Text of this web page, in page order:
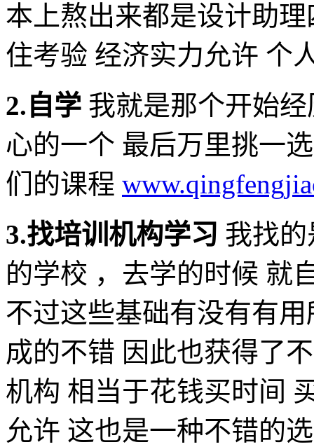
本上熬出来都是设计助
住考验 经济实力允许 个
2.自学 我就是那个开始
心的一个 最后万里挑一
们的课程
3.找培训机构学习 我找
的学校 ，去学的时候 就
不过这些基础有没有有
成的不错 因此也获得了
机构 相当于花钱买时间
允许 这也是一种不错的